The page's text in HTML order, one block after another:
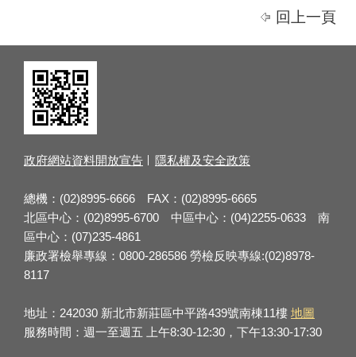
回上一頁
政府網站資料開放宣告 隱私權及安全政策
總機：(02)8995-6666 FAX：(02)8995-6665
北區中心：(02)8995-6700 中區中心：(04)2255-0633 南
區中心：(07)235-4861
廉政署檢舉專線：0800-286586 勞檢反映專線:(02)8978-
8117
地址：242030 新北市新莊區中平路439號南棟11樓 地圖
服務時間：週一至週五 上午8:30-12:30，下午13:30-17:30